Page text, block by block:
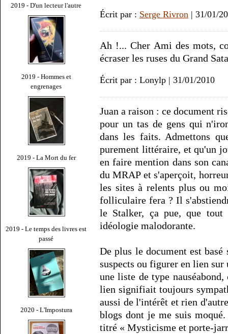
2019 - D'un lecteur l'autre
2019 - Hommes et
engrenages
2019 - La Mort du fer
2019 - Le temps des livres est
passé
2020 - L'Impostura
Écrit par : Serge Rivron | 31/01/
Ah !... Cher Ami des mots,
écraser les ruses du Grand
Écrit par : Lonylp | 31/01/2010
Juan a raison : ce document
pour un tas de gens qui
dans les faits. Admettons
purement littéraire, et qu'un
en faire mention dans son
du MRAP et s'aperçoit,
les sites à relents plus ou
folliculaire fera ? Il
le Stalker, ça pue, que
idéologie malodorante.
De plus le document est
suspects ou figurer en lien
une liste de type
lien signifiait toujours
aussi de l'intérêt et rien
blogs dont je me suis
titré « Mysticisme et porte-